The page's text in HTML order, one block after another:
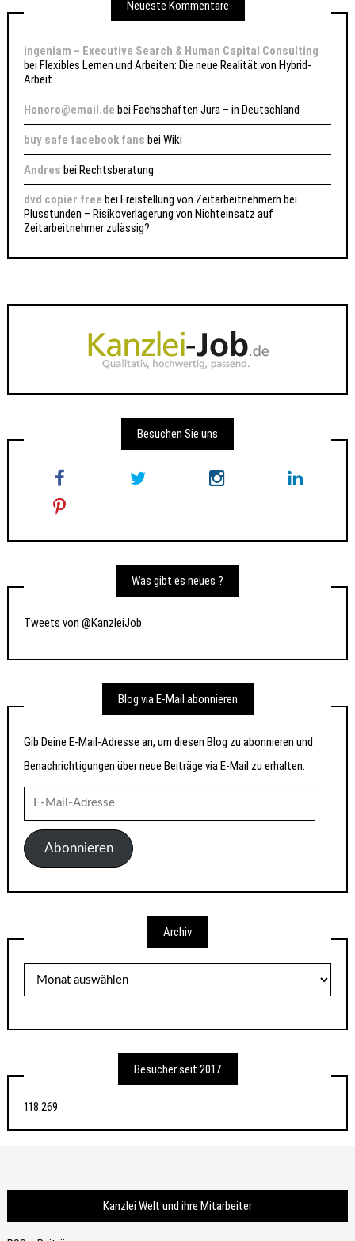
Neueste Kommentare
ingeniam – Executive Search & Human Capital Consulting
bei Flexibles Lernen und Arbeiten: Die neue Realität von Hybrid-
Arbeit
Honoro@email.de beiFachschaften Jura – in Deutschland
buy safe facebook fans beiWiki
Andres beiRechtsberatung
dvd copier free bei Freistellung von Zeitarbeitnehmern bei
Plusstunden – Risikoverlagerung von Nichteinsatz auf
Zeitarbeitnehmer zulässig?
Besuchen Sie uns
Was gibt es neues ?
Tweets von @KanzleiJob
Blog via E-Mail abonnieren
Gib Deine E-Mail-Adresse an, um diesen Blog zu abonnieren und
Benachrichtigungen über neue Beiträge via E-Mail zu erhalten.
Mail-
AdresseAbonnieren
Archiv
Besucher seit 2017
118.269
Kanzlei Welt und ihre Mitarbeiter